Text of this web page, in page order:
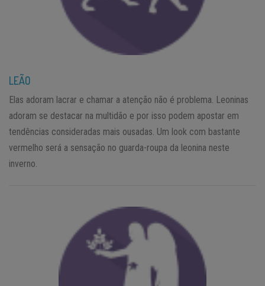
LEÃO
Elas adoram lacrar e chamar a atenção não é problema. Leoninas
adoram se destacar na multidão e por isso podem apostar em
tendências consideradas mais ousadas. Um look com bastante
vermelho será a sensação no guarda-roupa da leonina neste
inverno.